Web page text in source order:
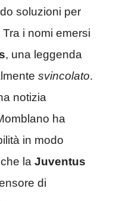
soluzioni per
i nomi emersi
, una leggenda
svincolato.
notizia
ha
in modo
la Juventus
di